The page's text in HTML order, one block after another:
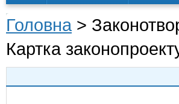
Головна >
Картка